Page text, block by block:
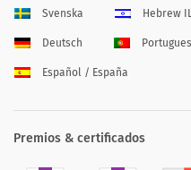
Svenska Hebrew
Deutsch
Español / España
Premios & certificados